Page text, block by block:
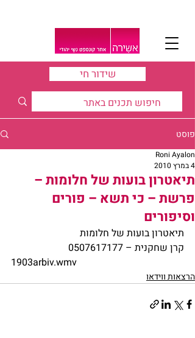
שידור חי
פוסט
תיאטרון בועות של חלומות –
פרשת – כי תשא – פורים
וסיפורים
Roni Ayalon
4 במרץ 2010
תיאטרון בועות של חלומות
קרן שחקנית – 0507617177
1903arbiv.wmv
הרצאות ווידאו